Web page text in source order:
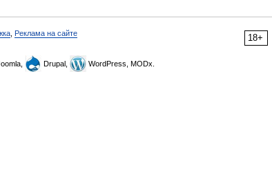
18+
Реклама на сайте
Drupal, WordPress, MODx.